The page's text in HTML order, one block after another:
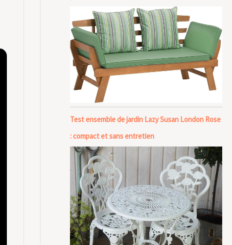
Test ensemble de jardin Lazy Susan London Rose
: compact et sans entretien